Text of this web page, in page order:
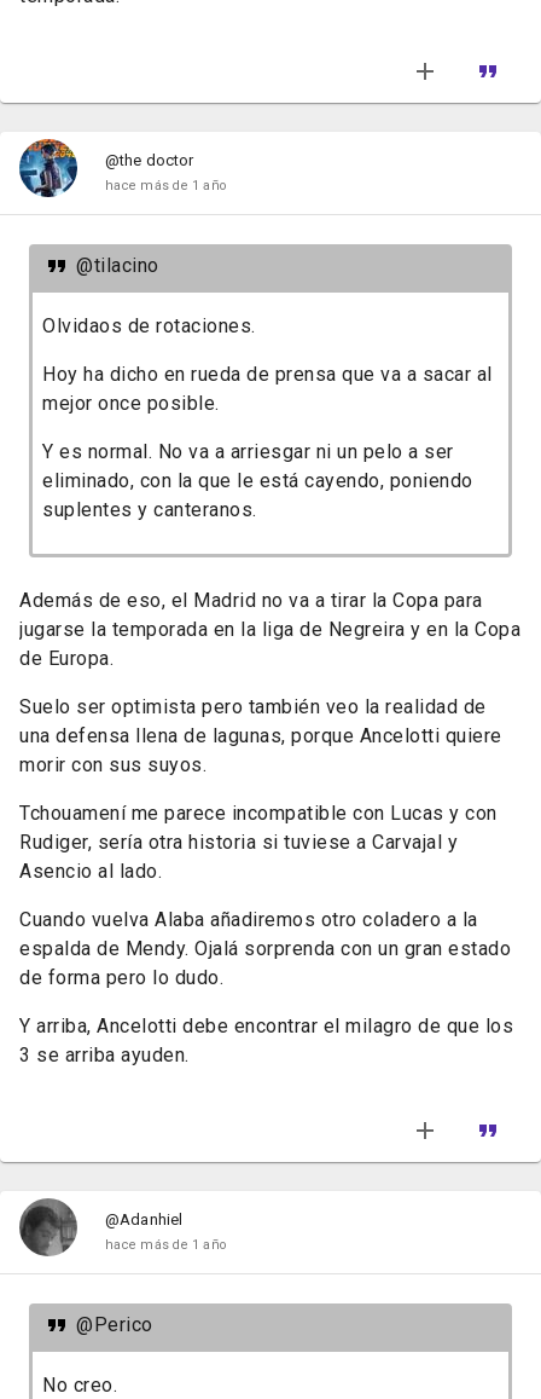
@the doctor
hace más de 1 año
@tilacino
Olvidaos de rotaciones.
Hoy ha dicho en rueda de prensa que va a sacar al
mejor once posible.
Y es normal. No va a arriesgar ni un pelo a ser
eliminado, con la que le está cayendo, poniendo
suplentes y canteranos.
Además de eso, el Madrid no va a tirar la Copa para
jugarse la temporada en la liga de Negreira y en la Copa
de Europa.
Suelo ser optimista pero también veo la realidad de
una defensa llena de lagunas, porque Ancelotti quiere
morir con sus suyos.
Tchouamení me parece incompatible con Lucas y con
Rudiger, sería otra historia si tuviese a Carvajal y
Asencio al lado.
Cuando vuelva Alaba añadiremos otro coladero a la
espalda de Mendy. Ojalá sorprenda con un gran estado
de forma pero lo dudo.
Y arriba, Ancelotti debe encontrar el milagro de que los
3 se arriba ayuden.
@Adanhiel
hace más de 1 año
@Perico
No creo.